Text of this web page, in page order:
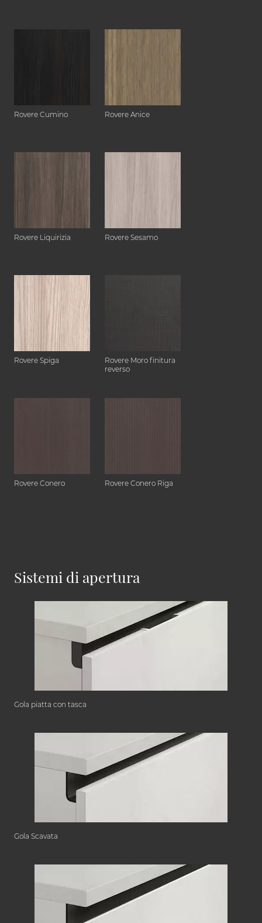
Rovere Cumino Rovere Anice
Rovere Liquirizia Rovere Sesamo
Rovere Spiga
Rovere Moro finitura
reverso
Rovere Conero Rovere Conero Riga
Sistemi di apertura
Gola piatta con tasca
Gola Scavata